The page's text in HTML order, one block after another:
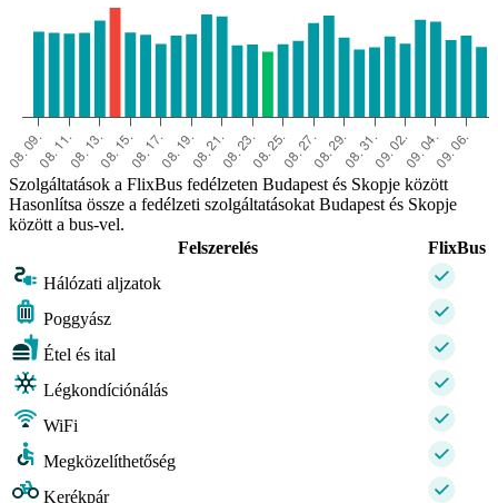
Szolgáltatások a FlixBus fedélzeten Budapest és Skopje között
Hasonlítsa össze a fedélzeti szolgáltatásokat Budapest és Skopje
között a bus-vel.
Felszerelés
FlixBus
Hálózati aljzatok
Poggyász
Étel és ital
Légkondíciónálás
WiFi
Megközelíthetőség
Kerékpár